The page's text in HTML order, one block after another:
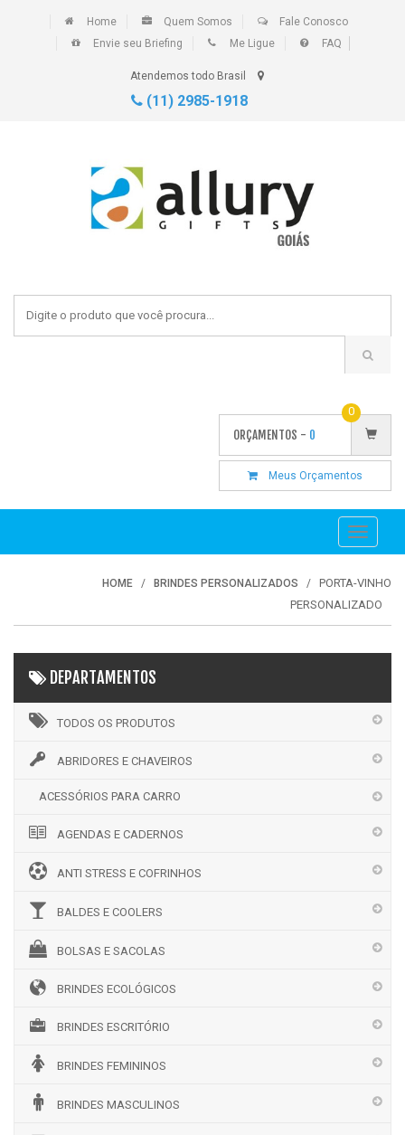
Home Quem Somos
Fale Conosco
Envie seu Briefing
Me Ligue FAQ
Atendemos todo Brasil
(11) 2985-1918
ORÇAMENTOS - 0
0
Meus Orçamentos
Toggle
HOME BRINDES PERSONALIZADOS
PORTA-VINHO
PERSONALIZADO
DEPARTAMENTOS
TODOS OS PRODUTOS
ABRIDORES E CHAVEIROS
ACESSÓRIOS PARA CARRO
AGENDAS E CADERNOS
ANTI STRESS E COFRINHOS
BALDES E COOLERS
BOLSAS E SACOLAS
BRINDES ECOLÓGICOS
BRINDES ESCRITÓRIO
BRINDES FEMININOS
BRINDES MASCULINOS